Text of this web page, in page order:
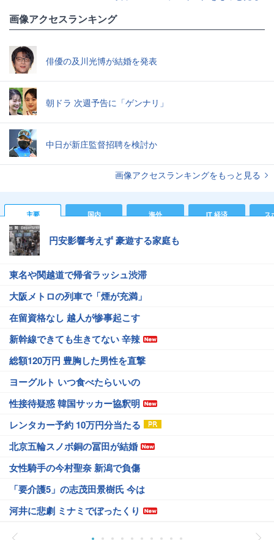
画像アクセスランキング
俳優の及川光博が結婚を発表
朝ドラ 次週予告に「ゲンナリ」
中日が新庄監督招聘を検討か
画像アクセスランキングをもっと見る
主要 国内 海外 IT 経済 ス
円安影響考えず 豪遊する家庭も
東名や関越道で帰省ラッシュ渋滞
大阪メトロの列車で「煙が充満」
在留資格なし 越人が惨事起こす
新幹線できても生きてない 辛辣
総額120万円 豊胸した男性を直撃
ヨーグルト いつ食べたらいいの
性接待疑惑 韓国サッカー協釈明
レンタカー予約 10万円分当たる
北京五輪スノボ銅の冨田が結婚
女性騎手の今村聖奈 新潟で負傷
「要介護5」の志茂田景樹氏 今は
河井に悲劇 ミナミでぼったくり